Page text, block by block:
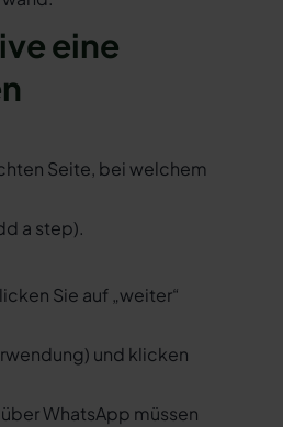
eine
Seite, bei welchem
a step).
Sie auf „weiter“
und klicken
WhatsApp müssen